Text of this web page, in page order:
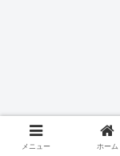
メニュー ホーム